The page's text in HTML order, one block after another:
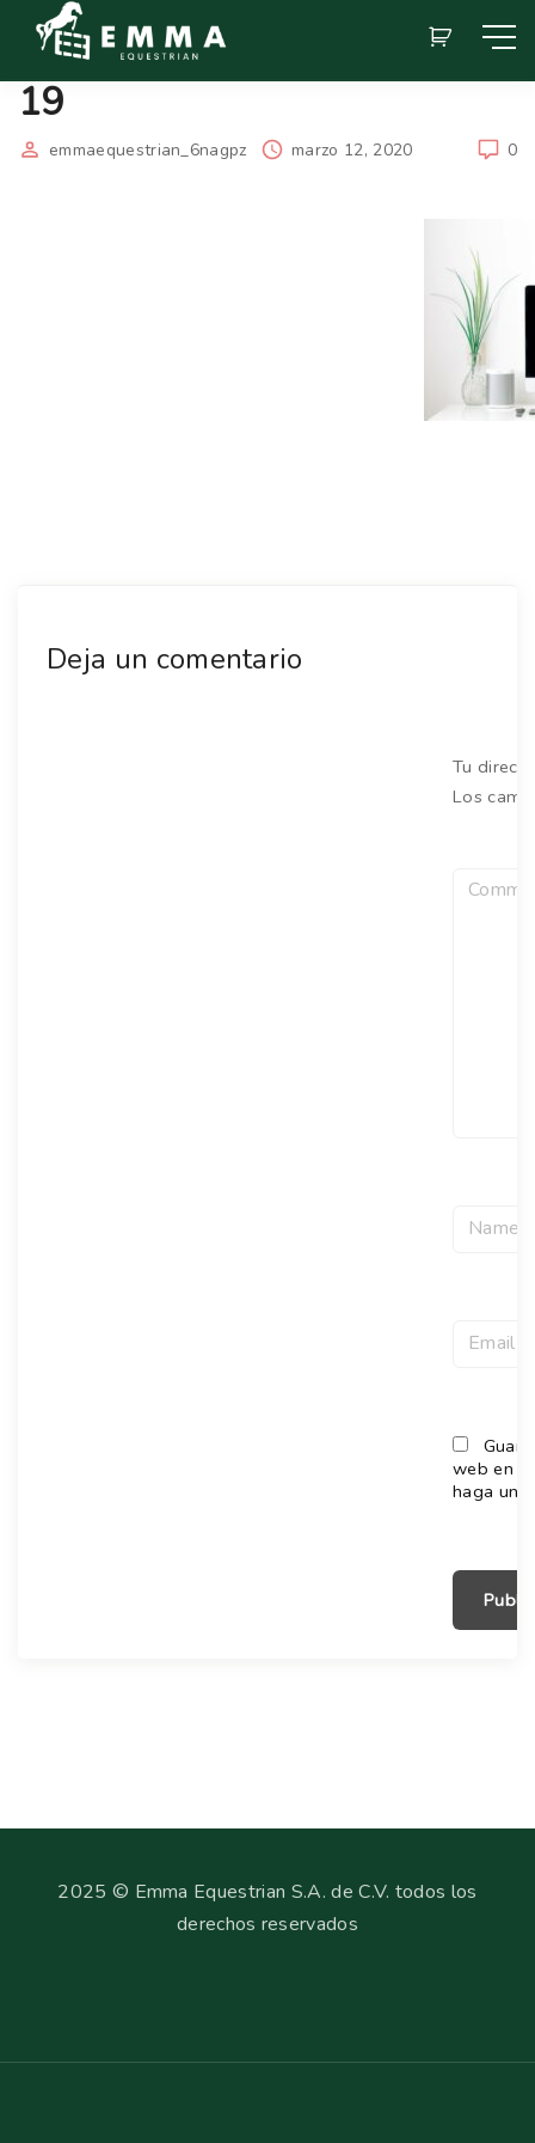
19
emmaequestrian_6nagpz marzo 12, 2020 0
Deja un comentario
Tu
Los
web en
haga un
2025 © Emma Equestrian S.A. de C.V. todos los
derechos reservados